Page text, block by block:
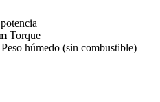
potencia
Torque
Peso húmedo (sin combustible)